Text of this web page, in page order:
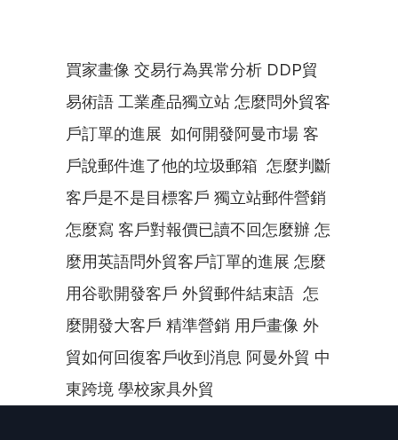
買家畫像 交易行為異常分析 DDP貿
易術語 工業產品獨立站 怎麼問外貿客
戶訂單的進展  如何開發阿曼市場 客
戶說郵件進了他的垃圾郵箱  怎麼判斷
客戶是不是目標客戶 獨立站郵件營銷
怎麼寫 客戶對報價已讀不回怎麼辦 怎
麼用英語問外貿客戶訂單的進展 怎麼
用谷歌開發客戶 外貿郵件結束語  怎
麼開發大客戶 精準營銷 用戶畫像 外
貿如何回復客戶收到消息 阿曼外貿 中
東跨境 學校家具外貿